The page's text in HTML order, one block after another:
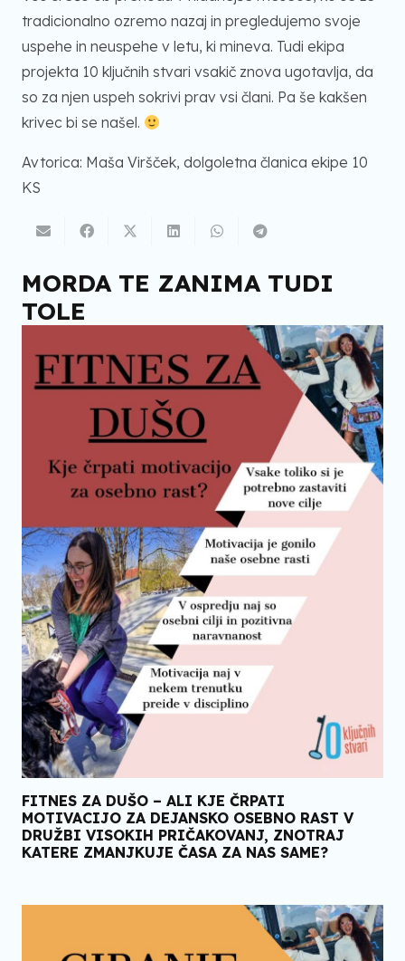
tradicionalno ozremo nazaj in pregledujemo svoje
uspehe in neuspehe v letu, ki mineva. Tudi ekipa
projekta 10 ključnih stvari vsakič znova ugotavlja, da
so za njen uspeh sokrivi prav vsi člani. Pa še kakšen
krivec bi se našel.
Avtorica: Maša Viršček, dolgoletna članica ekipe 10
KS
MORDA TE ZANIMA TUDI
TOLE
FITNES ZA DUŠO – ALI KJE ČRPATI
MOTIVACIJO ZA DEJANSKO OSEBNO RAST V
DRUŽBI VISOKIH PRIČAKOVANJ, ZNOTRAJ
KATERE ZMANJKUJE ČASA ZA NAS SAME?